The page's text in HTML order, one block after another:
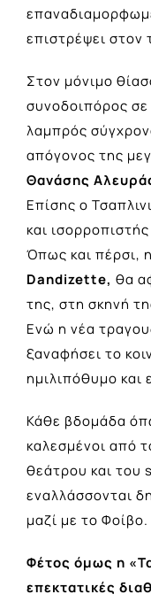
επιστρέψει στον
Στον μόνιμο
συνοδοιπόρος σε
λαμπρός
απόγονος της
Θανάσης
Επίσης ο
και ισορροπιστής
Όπως και πέρσι,
Dandizette, θα
της, στη σκηνή
Ενώ η νέα
ξαναφήσει το
ημιλιπόθυμο
Κάθε βδομάδα
καλεσμένοι από
θεάτρου και του
εναλλάσσονται
μαζί με το Φοίβο.
Φέτος όμως η
επεκτατικές